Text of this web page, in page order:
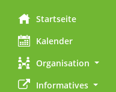
Startseite
Kalender
Organisation
Informatives